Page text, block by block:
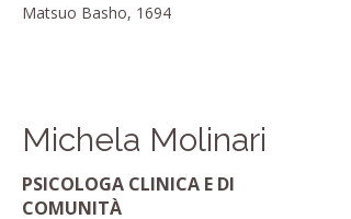
Matsuo Basho, 1694
Michela Molinari
PSICOLOGA CLINICA E DI
COMUNITÀ